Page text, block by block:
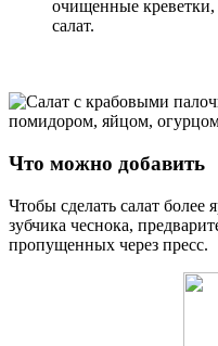
очищенные креветки,
салат.
Что можно добавить
Чтобы сделать салат более
зубчика чеснока,
пропущенных через пресс.